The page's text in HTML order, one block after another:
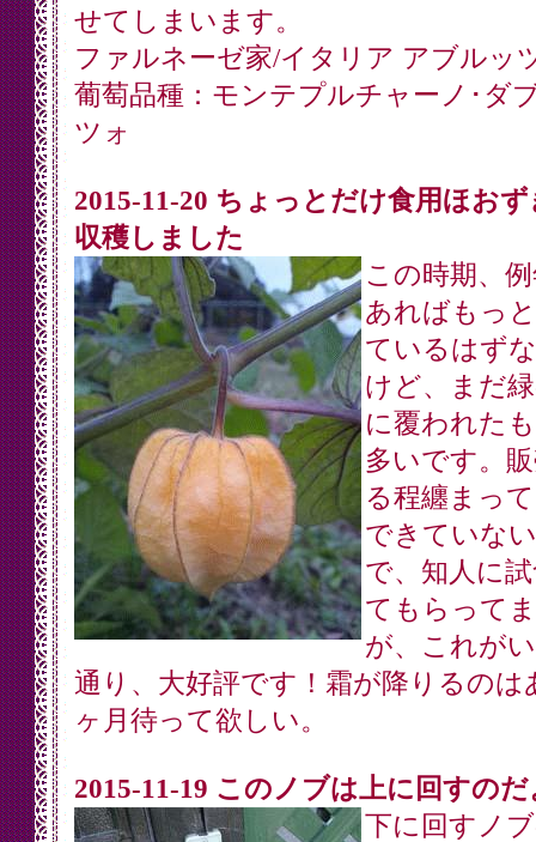
せてしまいます。
ファルネーゼ家/イタリア アブルッ
葡萄品種：モンテプルチャーノ･ダ
ツォ
2015-11-20 ちょっとだけ食用ほお
収穫しました
この時期、
あればもっ
ているはず
けど、まだ
に覆われた
多いです。
る程纏まっ
できていな
で、知人に
てもらって
が、これが
通り、大好評です！霜が降りるのは
ヶ月待って欲しい。
2015-11-19 このノブは上に回すのだ
下に回すノ